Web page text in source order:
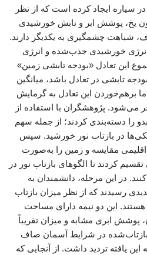
سیاره ایجاد کرده است که از نظر
یخ، پوشش ابر و تابش خورشیدی
شباهت چشمگیری به یکدیگر دارند.
انرژی خورشیدی جذب‌شده و انرژی
این تعادل «بودجه تابشی زمین»
تابشی در تعادل باشد، میانگین
برهم‌خوردن این تعادل به گرمایش
می‌شود. پژوهشگران با استفاده از
را دسته‌بندی کردند؛ از جمله سهم
در بازتاب نور خورشید. سپس
مقایسه و زمین را به‌صورت
کردند تا الگوهای بازتاب نور در
در این مرحله، دانشمندان به
رسیدند که از نظر میزان بازتاب
هستند. این دو نیمه دارای مساحت
پوشش ابری مشابه و میزان تقریباً
در شرایط آسمان صاف
این یافته تردید داشت. از آنجایی که